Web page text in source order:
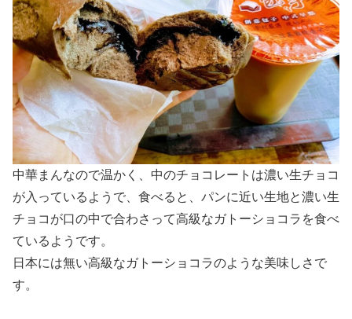
中華まんなので温かく、中のチョコレートは濃い生チョコ
が入っているようで、食べると、パンに近い生地と濃い生
チョコが口の中で合わさって高級なガトーショコラを食べ
ているようです。
日本には無い高級なガトーショコラのような美味しさで
す。